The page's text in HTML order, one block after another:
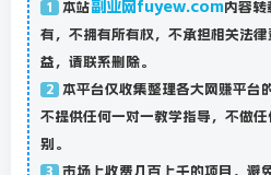
1 本站副业网fuyew.com内容转
有，不拥有所有权，不承担相关法
益，请联系删除。
2 本平台仅收集整理各大网赚平台
不提供任何一对一教学指导，不做
别。
3 市场上收费几百上千的项目，避